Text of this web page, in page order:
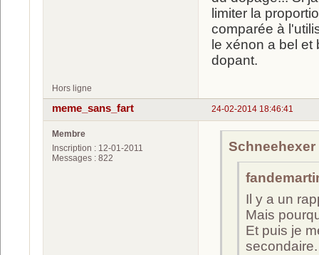
limiter la
comparée à
le xénon a bel
dopant.
Hors ligne
24-02-2014 18:46:41
meme_sans_fart
Membre
Inscription : 12-01-2011
Messages : 822
Schneehexer
Il y a un
Mais
Et puis je
secondaire.